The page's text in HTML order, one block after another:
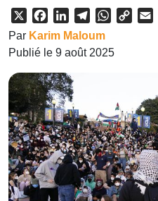
X FacebookLinkedInTelegramWhatsApp
Copy
Par Karim Maloum
Publié le 9 août 2025